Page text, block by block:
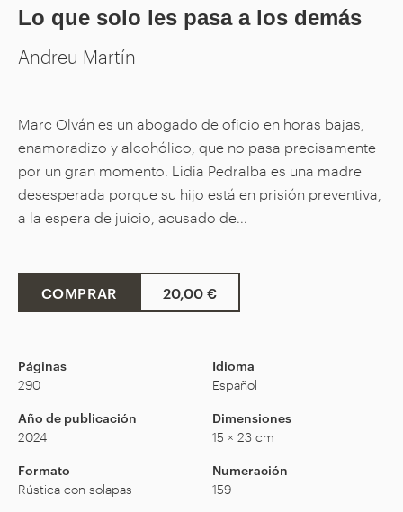
Lo que solo les pasa a los demás
Andreu Martín
Marc Olván es un abogado de oficio en horas bajas,
enamoradizo y alcohólico, que no pasa precisamente
por un gran momento. Lidia Pedralba es una madre
desesperada porque su hijo está en prisión preventiva,
a la espera de juicio, acusado de...
COMPRAR 20,00 €
Páginas
290
Idioma
Español
Año de publicación
2024
Dimensiones
15 × 23 cm
Formato
Rústica con solapas
Numeración
159